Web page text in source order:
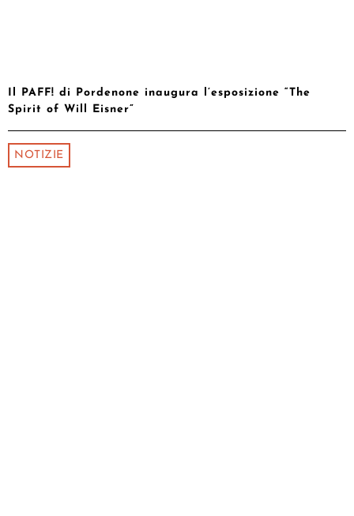
Il PAFF! di Pordenone inaugura l’esposizione “The
Spirit of Will Eisner”
NOTIZIE